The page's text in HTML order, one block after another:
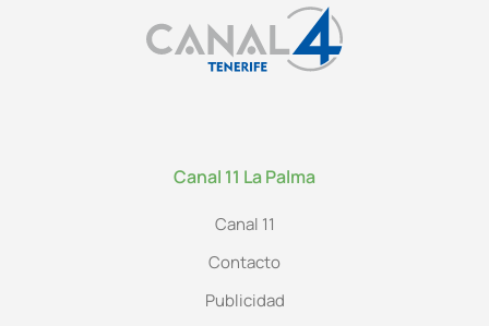
Canal 11 La Palma
Canal 11
Contacto
Publicidad